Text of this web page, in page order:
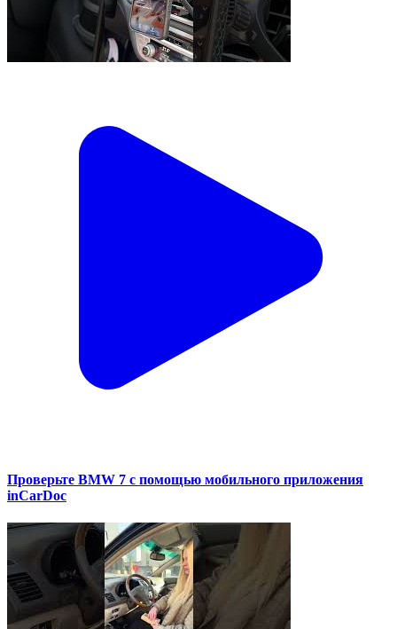
Проверьте BMW 7 с помощью мобильного приложения
inCarDoc